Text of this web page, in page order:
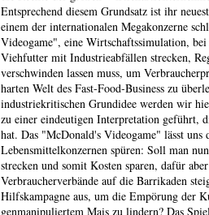
Entsprechend diesem Grundsatz ist ihr
einem der internationalen Megakonzerne
Videogame", eine Wirtschaftssimulation, bei
Viehfutter mit Industrieabfällen strecken,
verschwinden lassen muss, um
harten Welt des Fast-Food-Business zu
industriekritischen Grundidee werden wir
zu einer eindeutigen Interpretation geführt,
hat. Das "McDonald's Videogame" lässt uns
Lebensmittelkonzernen spüren: Soll man
strecken und somit Kosten sparen, dafür
Verbraucherverbände auf die Barrikaden
Hilfskampagne aus, um die Empörung der
genmanipuliertem Mais zu lindern? Das